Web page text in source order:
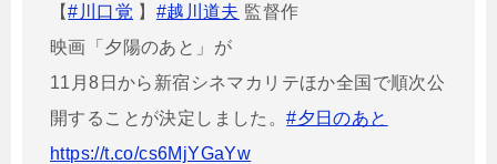
【#川口覚 】 #越川道夫 監督作
映画「夕陽のあと」が
11月8日から新宿シネマカリテほか全国で順次公
開することが決定しました。#夕日のあと
https://t.co/cs6MjYGaYw